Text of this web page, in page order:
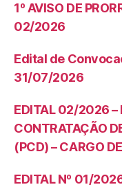
1º AVISO DE
02/2026
Edital de
31/07/2026
EDITAL 02/2026 –
CONTRATAÇÃO
(PCD) – CARGO
EDITAL Nº 01/